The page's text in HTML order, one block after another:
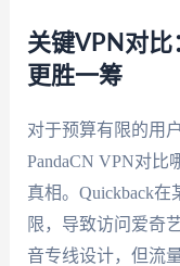
关键VPN对比
更胜一筹
对于预算有限的用
PandaCN VPN对
真相。Quickback
限，导致访问爱奇
音专线设计，但流